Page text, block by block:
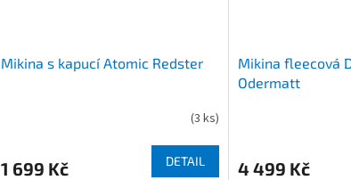
Mikina s kapucí Atomic Redster
(3 ks)
1 699 Kč DETAIL
Mikina fleecová
Odermatt
4 499 Kč